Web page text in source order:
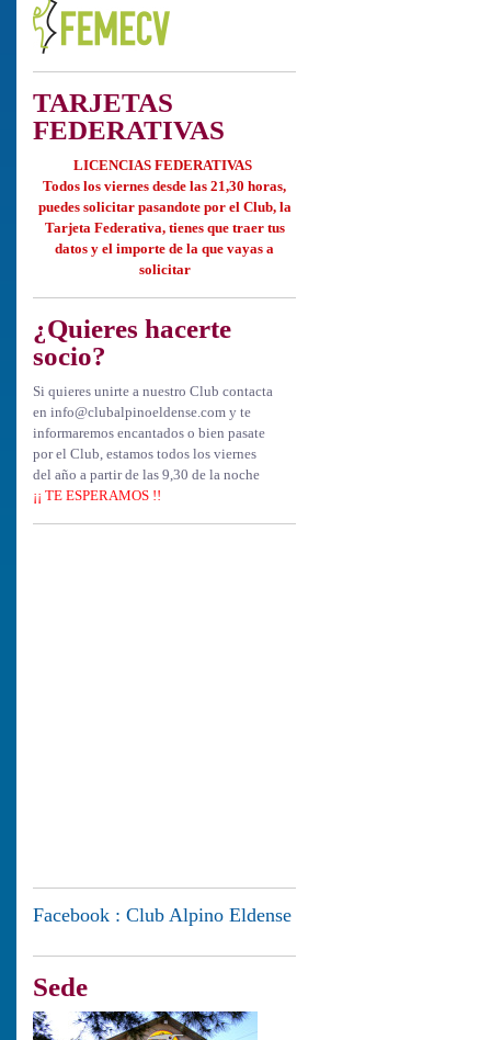
TARJETAS
FEDERATIVAS
LICENCIAS FEDERATIVAS
Todos los viernes desde las 21,30 horas,
puedes solicitar pasandote por el Club, la
Tarjeta Federativa, tienes que traer tus
datos y el importe de la que vayas a
solicitar
¿Quieres hacerte
socio?
Si quieres unirte a nuestro Club contacta
en info@clubalpinoeldense.com y te
informaremos encantados o bien pasate
por el Club, estamos todos los viernes
del año a partir de las 9,30 de la noche
¡¡ TE ESPERAMOS !!
Facebook : Club Alpino Eldense
Sede